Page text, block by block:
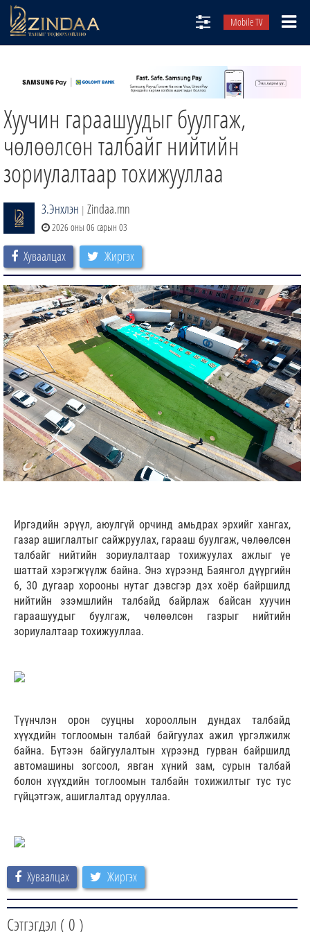
Mobile TV
ТВ8
ӨГЛӨӨНИЙ СОНИН
АУДИО ЗОХИОЛ
Хуучин гараашуудыг буулгаж,
чөлөөлсөн талбайг нийтийн
зориулалтаар тохижууллаа
З.Энхлэн | Zindaa.mn
2026 оны 06 сарын 03
Хуваалцах Жиргэх
Иргэдийн эрүүл, аюулгүй орчинд амьдрах эрхийг хангах,
газар ашиглалтыг сайжруулах, гарааш буулгаж, чөлөөлсөн
талбайг нийтийн зориулалтаар тохижуулах ажлыг үе
шаттай хэрэгжүүлж байна. Энэ хүрээнд Баянгол дүүргийн
6, 30 дугаар хорооны нутаг дэвсгэр дэх хоёр байршилд
нийтийн эзэмшлийн талбайд байрлаж байсан хуучин
гараашуудыг буулгаж, чөлөөлсөн газрыг нийтийн
зориулалтаар тохижууллаа.
Түүнчлэн орон сууцны хорооллын дундах талбайд
хүүхдийн тоглоомын талбай байгуулах ажил үргэлжилж
байна. Бүтээн байгуулалтын хүрээнд гурван байршилд
автомашины зогсоол, явган хүний зам, сурын талбай
болон хүүхдийн тоглоомын талбайн тохижилтыг тус тус
гүйцэтгэж, ашиглалтад орууллаа.
Хуваалцах Жиргэх
Сэтгэгдэл ( 0 )